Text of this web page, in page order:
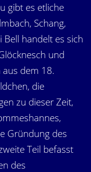
gibt es etliche
Schang,
Bell handelt es sich
und
aus dem 18.
die
zu dieser Zeit,
Gründung des
Teil befasst
des